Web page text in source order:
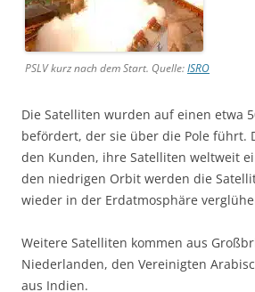
PSLV kurz nach dem Start. Quelle:ISRO
Die Satelliten wurden auf einen etwa
befördert, der sie über die Pole führt.
den Kunden, ihre Satelliten weltweit
den niedrigen Orbit werden die
wieder in der Erdatmosphäre
Weitere Satelliten kommen aus
Niederlanden, den Vereinigten
aus Indien.